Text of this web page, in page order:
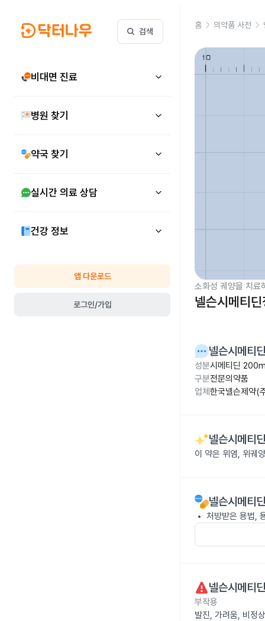
검색
비대면 진료
병원 찾기
약국 찾기
실시간 의료 상담
건강 정보
앱 다운로드
로그인/가입
홈 의약품 사전
소화성 궤양을 치료
넬슨시메티
넬슨시메티
성분시메티딘
구분전문의약품
업체 한국넬슨제약(
넬슨시메티
이 약은 위염, 위궤
넬슨시메티
처방받은 용법,
넬슨시메티
부작용
발진, 가려움, 비정